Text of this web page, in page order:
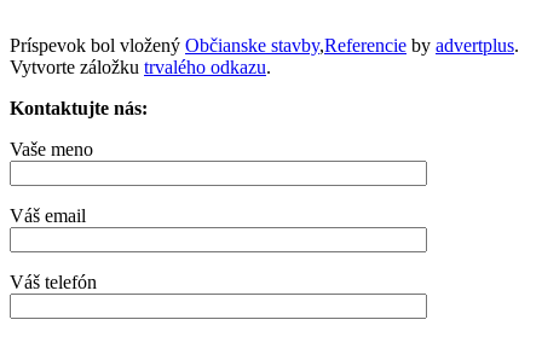
Príspevok bol vložený Občianske stavby,Referencie by advertplus.
Vytvorte záložku trvalého odkazu.
Kontaktujte nás:
Vaše meno
Váš email
Váš telefón